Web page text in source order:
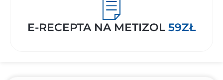
E-RECEPTA NA METIZOL 59ZŁ